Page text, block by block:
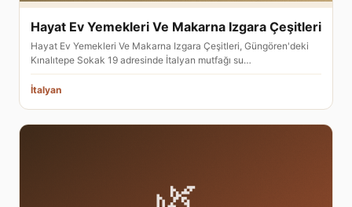
Hayat Ev Yemekleri Ve Makarna Izgara Çeşitleri
Hayat Ev Yemekleri Ve Makarna Izgara Çeşitleri, Güngören'deki
Kınalıtepe Sokak 19 adresinde İtalyan mutfağı su…
İtalyan